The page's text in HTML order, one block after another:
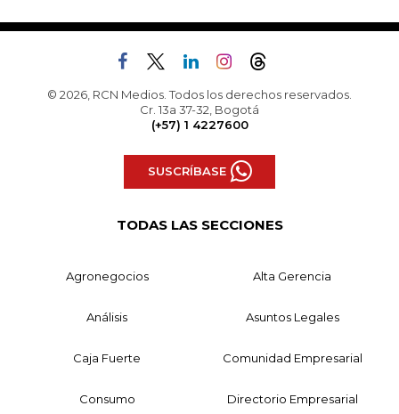
© 2026, RCN Medios. Todos los derechos reservados.
Cr. 13a 37-32, Bogotá
(+57) 1 4227600
SUSCRÍBASE
TODAS LAS SECCIONES
Agronegocios Alta Gerencia
Análisis Asuntos Legales
Caja Fuerte Comunidad Empresarial
Consumo Directorio Empresarial